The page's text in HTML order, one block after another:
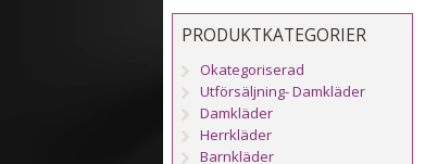
PRODUKTKATEGORIER
Okategoriserad
Utförsäljning- Damkläder
Damkläder
Herrkläder
Barnkläder